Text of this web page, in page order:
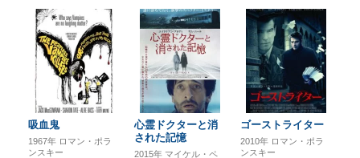
吸血鬼
1967年 ロマン・ポラ
ンスキー
心霊ドクターと消
された記憶
2015年 マイケル・ペ
ゴーストライター
2010年 ロマン・ポラ
ンスキー